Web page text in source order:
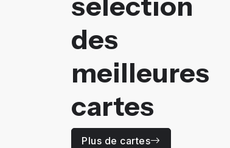
des
meilleures
cartes
Plus de cartes
VISA CLASSIC
150 Dhs / Ans
Plus de détails